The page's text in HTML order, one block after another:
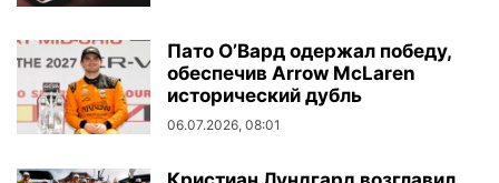
Пато О’Вард одержал победу,
обеспечив Arrow McLaren
исторический дубль
06.07.2026, 08:01